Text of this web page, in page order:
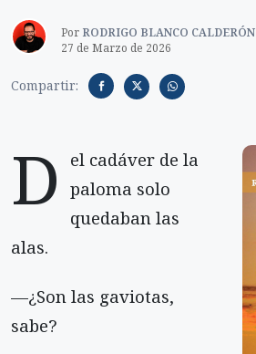
Por RODRIGO BLANCO CALDERÓN
27 de Marzo de 2026
Compartir:
D
el cadáver de la
paloma solo
quedaban las
alas.
—¿Son las gaviotas,
sabe?